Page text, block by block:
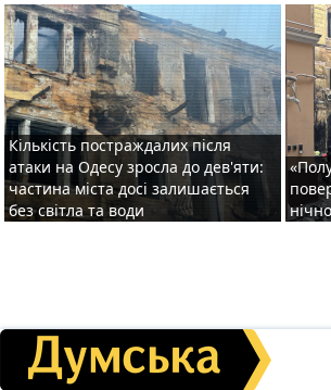
Кількість постраждалих після
атаки на Одесу зросла до дев'яти:
частина міста досі залишається
без світла та води